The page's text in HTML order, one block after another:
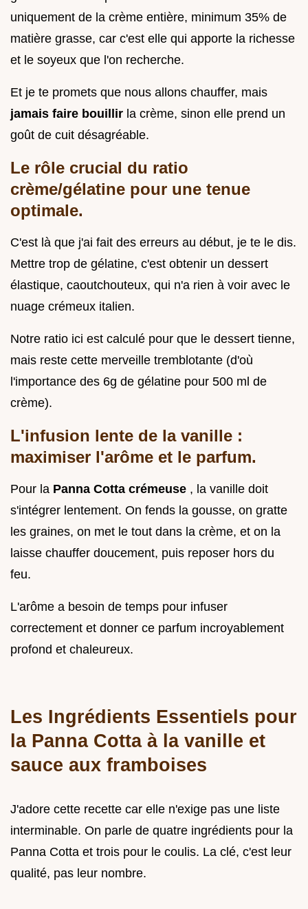
uniquement de la crème entière, minimum 35% de
matière grasse, car c'est elle qui apporte la richesse
et le soyeux que l'on recherche.
Et je te promets que nous allons chauffer, mais
jamais faire bouillir la crème, sinon elle prend un
goût de cuit désagréable.
Le rôle crucial du ratio
crème/gélatine pour une tenue
optimale.
C'est là que j'ai fait des erreurs au début, je te le dis.
Mettre trop de gélatine, c'est obtenir un dessert
élastique, caoutchouteux, qui n'a rien à voir avec le
nuage crémeux italien.
Notre ratio ici est calculé pour que le dessert tienne,
mais reste cette merveille tremblotante (d'où
l'importance des 6g de gélatine pour 500 ml de
crème).
L'infusion lente de la vanille :
maximiser l'arôme et le parfum.
Pour la Panna Cotta crémeuse , la vanille doit
s'intégrer lentement. On fends la gousse, on gratte
les graines, on met le tout dans la crème, et on la
laisse chauffer doucement, puis reposer hors du
feu.
L'arôme a besoin de temps pour infuser
correctement et donner ce parfum incroyablement
profond et chaleureux.
Les Ingrédients Essentiels pour
la Panna Cotta à la vanille et
sauce aux framboises
J'adore cette recette car elle n'exige pas une liste
interminable. On parle de quatre ingrédients pour la
Panna Cotta et trois pour le coulis. La clé, c'est leur
qualité, pas leur nombre.